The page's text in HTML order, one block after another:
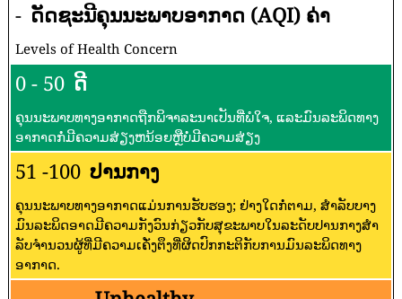
- ດັດຊະນີຄຸນນະພາບອາກາດ (AQI) ຄ່າ
Levels of Health Concern
0 - 50 ດີ
ຄຸນນະພາບທາງອາກາດຖືກພິຈາລະນາເປັນທີ່ພໍໃຈ, ແລະມົນລະພິດທາງ
ອາກາດກໍ່ມີຄວາມສ່ຽງຫນ້ອຍຫຼືບໍ່ມີຄວາມສ່ຽງ
51 -100 ປານກາງ
ຄຸນນະພາບທາງອາກາດແມ່ນການຮັບຮອງ; ຢ່າງໃດກໍ່ຕາມ, ສໍາລັບບາງ
ມົນລະພິດອາດມີຄວາມກັງວົນກ່ຽວກັບສຸຂະພາບໃນລະດັບປານກາງສໍາ
ລັບຈໍານວນຜູ້ທີ່ມີຄວາມເຄັ່ງຕຶງທີ່ຜິດປົກກະຕິກັບການມົນລະພິດທາງ
ອາກາດ.